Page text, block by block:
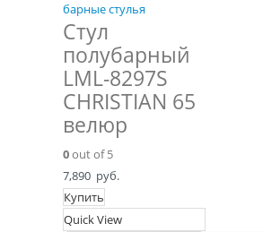
барные стулья
Стул
полубарный
LML-8297S
CHRISTIAN 65
велюр
0out of 5
7,890 руб.
Купить
Quick View